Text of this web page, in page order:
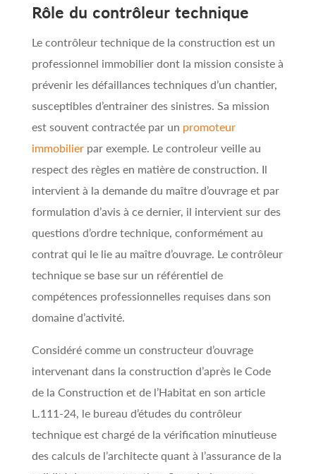
Rôle du contrôleur technique
Le contrôleur technique de la construction est un
professionnel immobilier dont la mission consiste à
prévenir les défaillances techniques d’un chantier,
susceptibles d’entrainer des sinistres. Sa mission
est souvent contractée par un promoteur
immobilierpar exemple. Le controleur veille au
respect des règles en matière de construction. Il
intervient à la demande du maître d’ouvrage et par
formulation d’avis à ce dernier, il intervient sur des
questions d’ordre technique, conformément au
contrat qui le lie au maître d’ouvrage. Le contrôleur
technique se base sur un référentiel de
compétences professionnelles requises dans son
domaine d’activité.
Considéré comme un constructeur d’ouvrage
intervenant dans la construction d’après le Code
de la Construction et de l’Habitat en son article
L.111-24, le bureau d’études du contrôleur
technique est chargé de la vérification minutieuse
des calculs de l’architecte quant à l’assurance de la